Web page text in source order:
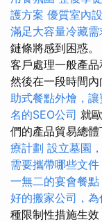
護方案 優質室內
滿足大容量冷藏需
鏈條將感到困惑
客戶處理一般產
然後在一段時間
助式餐點外燴，
名的SEO公司 就
們的產品貿易總體
療計劃 設立墓園
需要攜帶哪些文
一無二的宴會餐點
好的搬家公司，
種限制性措施生